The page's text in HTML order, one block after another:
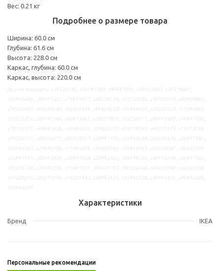
Вес: 0.21 кг
Подробнее о размере товара
Ширина: 60.0 см
Глубина: 61.6 см
Высота: 228.0 см
Каркас, глубина: 60.0 см
Каркас, высота: 220.0 см
Характеристики
Бренд IKEA
Персональные рекомендации